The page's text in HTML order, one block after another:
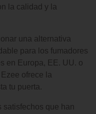
la calidad y la
una alternativa
para los fumadores
en Europa, EE. UU. o
ofrece la
tu puerta.
satisfechos que han